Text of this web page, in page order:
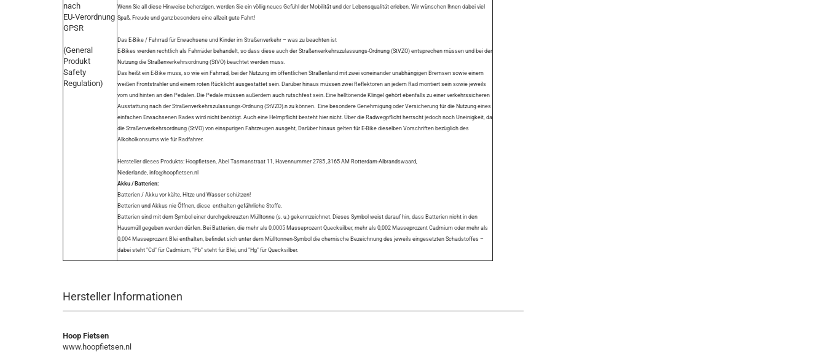
nach
EU-Verordnung
GPSR
(General
Produkt
Safety
Regulation)
Wenn Sie all diese Hinweise beherzigen, werden Sie ein völlig neues Gefühl der Mobilität und der Lebensqualität erleben. Wir wünschen Ihnen dabei viel
Spaß, Freude und ganz besonders eine allzeit gute Fahrt!
Das E-Bike / Fahrrad für Erwachsene und Kinder im Straßenverkehr – was zu beachten ist
E-Bikes werden rechtlich als Fahrräder behandelt, so dass diese auch der Straßenverkehrszulassungs-Ordnung (StVZO) entsprechen müssen und bei der
Nutzung die Straßenverkehrsordnung (StVO) beachtet werden muss.
Das heißt ein E-Bike muss, so wie ein Fahrrad, bei der Nutzung im öffentlichen Straßenland mit zwei voneinander unabhängigen Bremsen sowie einem
weißen Frontstrahler und einem roten Rücklicht ausgestattet sein. Darüber hinaus müssen zwei Reflektoren an jedem Rad montiert sein sowie jeweils
vorn und hinten an den Pedalen. Die Pedale müssen außerdem auch rutschfest sein. Eine helltönende Klingel gehört ebenfalls zu einer verkehrssicheren
Ausstattung nach der Straßenverkehrszulassungs-Ordnung (StVZO).n zu können. Eine besondere Genehmigung oder Versicherung für die Nutzung eines
einfachen Erwachsenen Rades wird nicht benötigt. Auch eine Helmpflicht besteht hier nicht. Über die Radwegpflicht herrscht jedoch noch Uneinigkeit, da
die Straßenverkehrsordnung (StVO) von einspurigen Fahrzeugen ausgeht, Darüber hinaus gelten für E-Bike dieselben Vorschriften bezüglich des
Alkoholkonsums wie für Radfahrer.
Hersteller dieses Produkts: Hoopfietsen, Abel Tasmanstraat 11, Havennummer 2785 ,3165 AM Rotterdam-Albrandswaard,
Niederlande, info@hoopfietsen.nl
Akku / Batterien:
Batterien / Akku vor kälte, Hitze und Wasser schützen!
Betterien und Akkus nie Öffnen, diese enthalten gefährliche Stoffe.
Batterien sind mit dem Symbol einer durchgekreuzten Mülltonne (s. u.) gekennzeichnet. Dieses Symbol weist darauf hin, dass Batterien nicht in den
Hausmüll gegeben werden dürfen. Bei Batterien, die mehr als 0,0005 Masseprozent Quecksilber, mehr als 0,002 Masseprozent Cadmium oder mehr als
0,004 Masseprozent Blei enthalten, befindet sich unter dem Mülltonnen-Symbol die chemische Bezeichnung des jeweils eingesetzten Schadstoffes –
dabei steht "Cd" für Cadmium, "Pb" steht für Blei, und "Hg" für Quecksilber.
Hersteller Informationen
Hoop Fietsen
www.hoopfietsen.nl